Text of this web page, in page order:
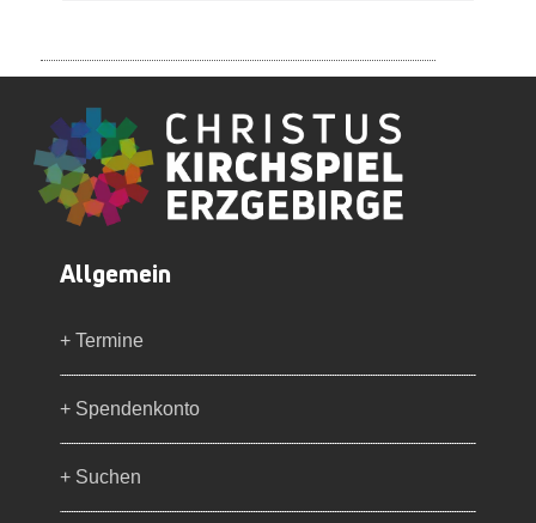
Allgemein
+ Termine
+ Spendenkonto
+ Suchen